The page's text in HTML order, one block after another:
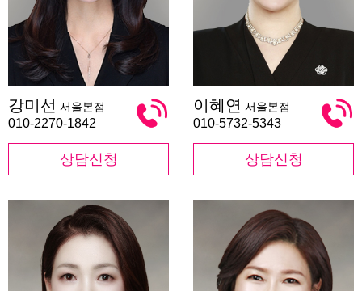
미
선
강미선 서울본점
010-2270-1842
상담신청
혜
연
이혜연 서울본점
010-5732-5343
상담신청